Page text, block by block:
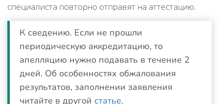
специалиста повторно отправят на аттестацию.
К сведению. Если не прошли
периодическую аккредитацию, то
апелляцию нужно подавать в течение 2
дней. Об особенностях обжалования
результатов, заполнении заявления
читайте в другой статье.